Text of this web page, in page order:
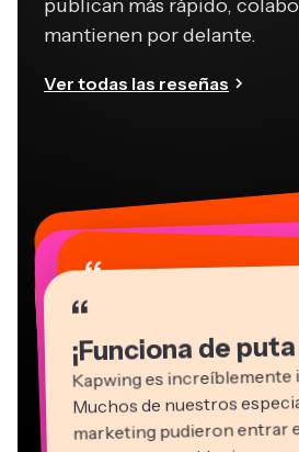
mantienen por delante.
“
¡Funciona de
Kapwing es increíblemente
Muchos de nuestros
marketing pudieron entrar
y usarla enseguida sin
“
“
“ “
“ “
“
“